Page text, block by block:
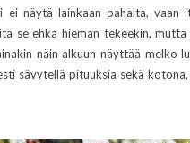
näytä lainkaan pahalta, vaan
se ehkä hieman tekeekin,
näin alkuun näyttää melko
sävytellä pituuksia sekä